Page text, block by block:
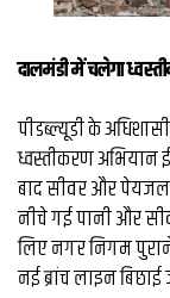
दालमंडी में चलेगा
पीडब्ल्यूडी के
ध्वस्तीकरण अभियान
बाद सीवर और पेयजल
नीचे गई पानी और
लिए नगर निगम
नई ब्रांच लाइन बिछाई